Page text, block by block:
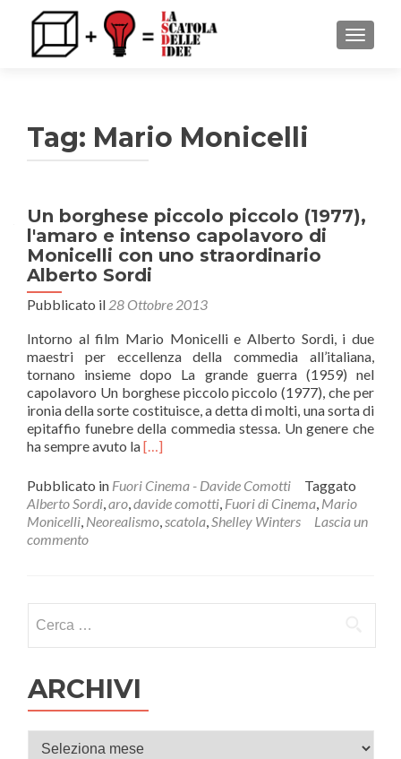
Tag: Mario Monicelli
Un borghese piccolo piccolo (1977),
l'amaro e intenso capolavoro di
Monicelli con uno straordinario
Alberto Sordi
Pubblicato il 28 Ottobre 2013
Intorno al film Mario Monicelli e Alberto Sordi, i due
maestri per eccellenza della commedia all’italiana,
tornano insieme dopo La grande guerra (1959) nel
capolavoro Un borghese piccolo piccolo (1977), che per
ironia della sorte costituisce, a detta di molti, una sorta di
epitaffio funebre della commedia stessa. Un genere che
ha sempre avuto laLeggi
piùUn
borghese
piccolo
piccolo
intenso
straordinario
Alberto
Sordi
[…]
Pubblicato in Fuori Cinema - Davide Comotti
Taggato
Alberto Sordi,aro,davide comotti, Fuori di Cinema, Mario
Monicelli, Neorealismo,scatola,Shelley Winters
Lascia un
commento
ARCHIVI
Archivi